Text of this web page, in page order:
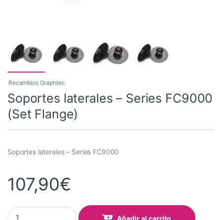
Recambios Graphtec
Soportes laterales – Series FC9000
(Set Flange)
Soportes laterales – Series FC9000
107,90€
Soportes laterales - Series FC9000 (Set Flange) quantity
Añadir al carrito